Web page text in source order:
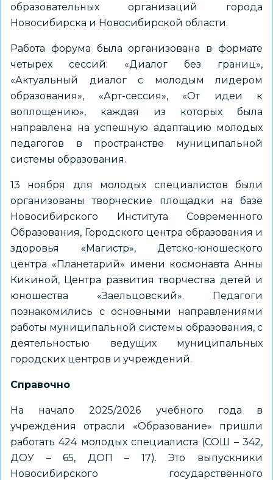
образовательных организаций города
Новосибирска и Новосибирской области.
Работа форума была организована в формате
четырех сессий: «Диалог без границ»,
«Актуальный диалог с молодым лидером
образования», «Арт-сессия», «От идеи к
воплощению», каждая из которых была
направлена на успешную адаптацию молодых
педагогов в пространстве муниципальной
системы образования.
13 ноября для молодых специалистов были
организованы творческие площадки на базе
Новосибирского Института Современного
Образования, Городского центра образования и
здоровья «Магистр», Детско-юношеского
центра «Планетарий» имени космонавта Анны
Кикиной, Центра развития творчества детей и
юношества «Заельцовский». Педагоги
познакомились с основными направлениями
работы муниципальной системы образования, с
деятельностью ведущих муниципальных
городских центров и учреждений.
Справочно
На начало 2025/2026 учебного года в
учреждения отрасли «Образование» пришли
работать 424 молодых специалиста (СОШ – 342,
ДОУ – 65, ДОП – 17). Это выпускники
Новосибирского государственного